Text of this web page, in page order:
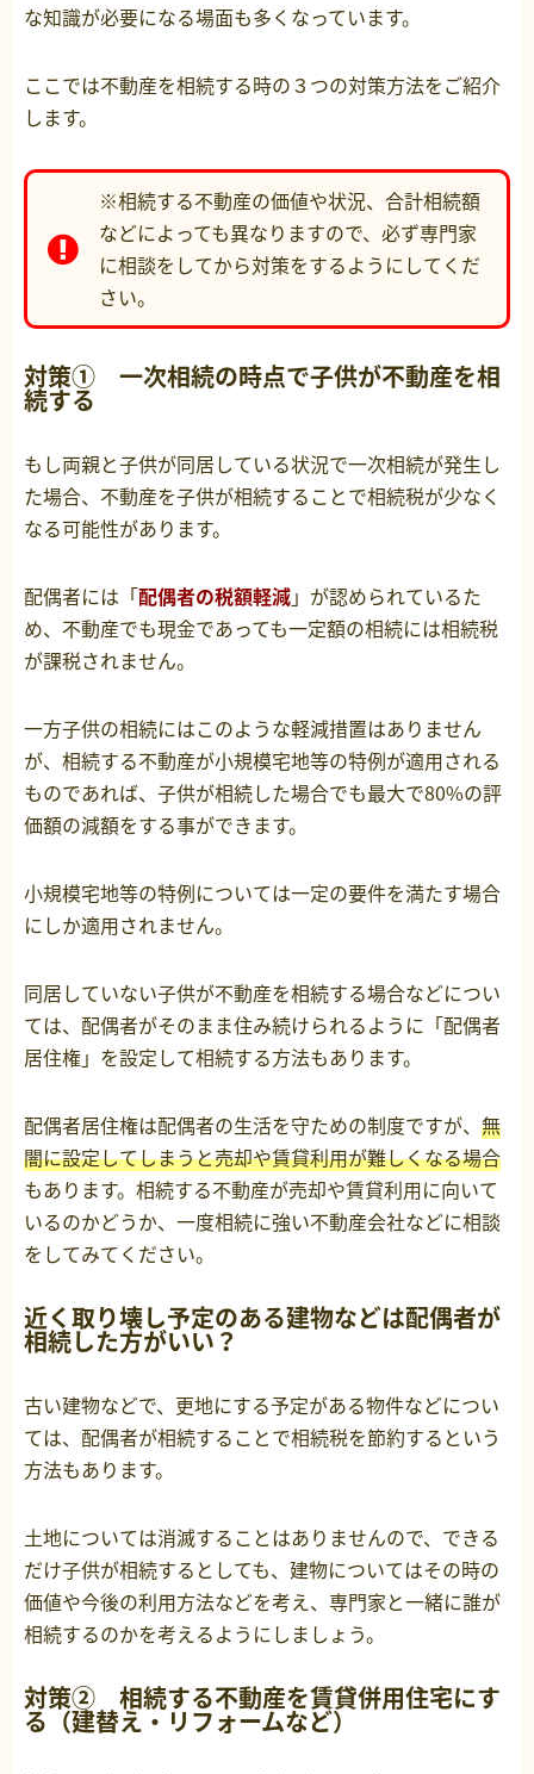
な知識が必要になる場面も多くなっています。
ここでは不動産を相続する時の３つの対策方法をご紹介
します。
※相続する不動産の価値や状況、合計相続額
などによっても異なりますので、必ず専門家
に相談をしてから対策をするようにしてくだ
さい。
対策① 一次相続の時点で子供が不動産を相
続する
もし両親と子供が同居している状況で一次相続が発生し
た場合、不動産を子供が相続することで相続税が少なく
なる可能性があります。
配偶者には「配偶者の税額軽減」が認められているた
め、不動産でも現金であっても一定額の相続には相続税
が課税されません。
一方子供の相続にはこのような軽減措置はありません
が、相続する不動産が小規模宅地等の特例が適用される
ものであれば、子供が相続した場合でも最大で80%の評
価額の減額をする事ができます。
小規模宅地等の特例については一定の要件を満たす場合
にしか適用されません。
同居していない子供が不動産を相続する場合などについ
ては、配偶者がそのまま住み続けられるように「配偶者
居住権」を設定して相続する方法もあります。
配偶者居住権は配偶者の生活を守ための制度ですが、 無
闇に設定してしまうと売却や賃貸利用が難しくなる場合
もあります。相続する不動産が売却や賃貸利用に向いて
いるのかどうか、一度相続に強い不動産会社などに相談
をしてみてください。
近く取り壊し予定のある建物などは配偶者が
相続した方がいい？
古い建物などで、更地にする予定がある物件などについ
ては、配偶者が相続することで相続税を節約するという
方法もあります。
土地については消滅することはありませんので、できる
だけ子供が相続するとしても、建物についてはその時の
価値や今後の利用方法などを考え、専門家と一緒に誰が
相続するのかを考えるようにしましょう。
対策② 相続する不動産を賃貸併用住宅にす
る（建替え・リフォームなど）